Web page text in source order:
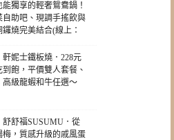
獨享的輕奢鴛鴦鍋！
自助吧、現調手搖飲與
燒完美結合(線上：
軒妮士鐵板燒．228元
飽，平價雙人套餐、
高級龍蝦和牛任選～
舒舒福SUSUMU．從
梅，質感升級的戚風蛋